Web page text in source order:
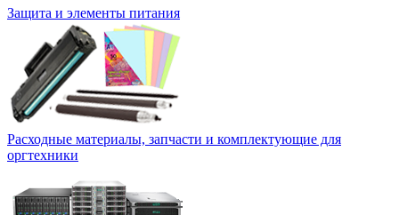
Защита и элементы питания
Расходные материалы, запчасти и комплектующие для
оргтехники